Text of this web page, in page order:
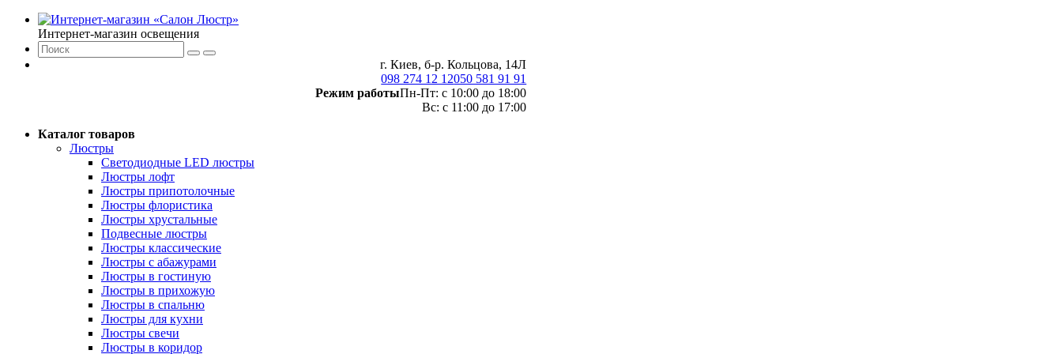
Интернет-магазин освещения
г. Киев, б-р. Кольцова, 14Л
098 274 12 12050 581 91 91
Режим работыПн-Пт: с 10:00 до 18:00
Вс: с 11:00 до 17:00
Каталог товаров
Люстры
Светодиодные LED люстры
Люстры лофт
Люстры припотолочные
Люстры флористика
Люстры хрустальные
Подвесные люстры
Люстры классические
Люстры с абажурами
Люстры в гостиную
Люстры в прихожую
Люстры в спальню
Люстры для кухни
Люстры свечи
Люстры в коридор